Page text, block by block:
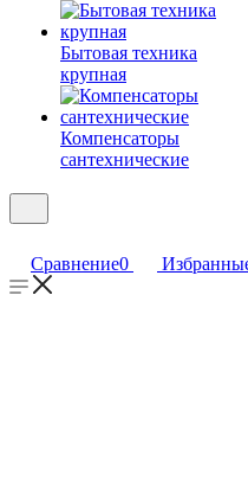
Бытовая техника
крупная
Компенсаторы
сантехнические
Сравнение0